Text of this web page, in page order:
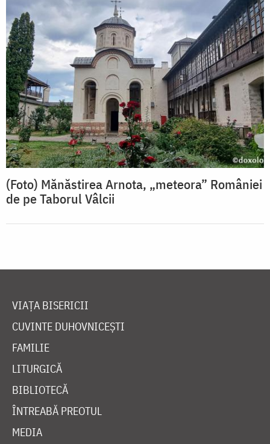
(Foto) Mănăstirea Arnota, „meteora” României
de pe Taborul Vâlcii
VIAȚA BISERICII
CUVINTE DUHOVNICEȘTI
FAMILIE
LITURGICĂ
BIBLIOTECĂ
ÎNTREABĂ PREOTUL
MEDIA